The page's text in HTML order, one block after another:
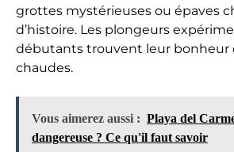
grottes mystérieuses ou épaves
d’histoire. Les plongeurs
débutants trouvent leur bonheur
chaudes.
Vous aimerez aussi : Playa del
dangereuse ? Ce qu'il faut savoir